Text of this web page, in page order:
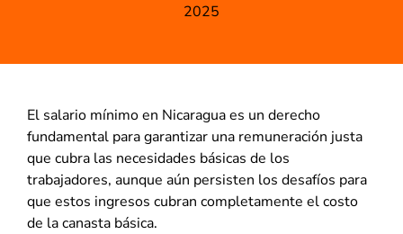
2025
El salario mínimo en Nicaragua es un derecho
fundamental para garantizar una remuneración justa
que cubra las necesidades básicas de los
trabajadores, aunque aún persisten los desafíos para
que estos ingresos cubran completamente el costo
de la canasta básica.